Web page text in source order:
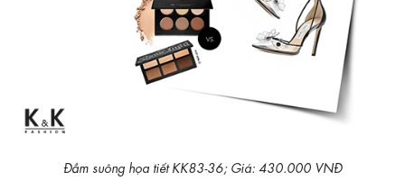
Đầm suông họa tiết KK83-36; Giá: 430.000 VNĐ